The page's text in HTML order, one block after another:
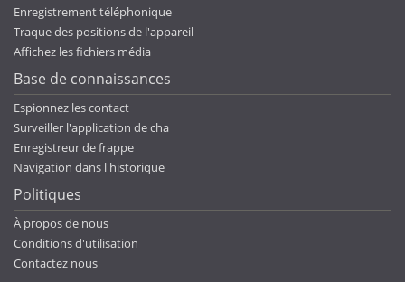
Enregistrement téléphonique
Traque des positions de l'appareil
Affichez les fichiers média
Base de connaissances
Espionnez les contact
Surveiller l'application de cha
Enregistreur de frappe
Navigation dans l'historique
Politiques
À propos de nous
Conditions d'utilisation
Contactez nous